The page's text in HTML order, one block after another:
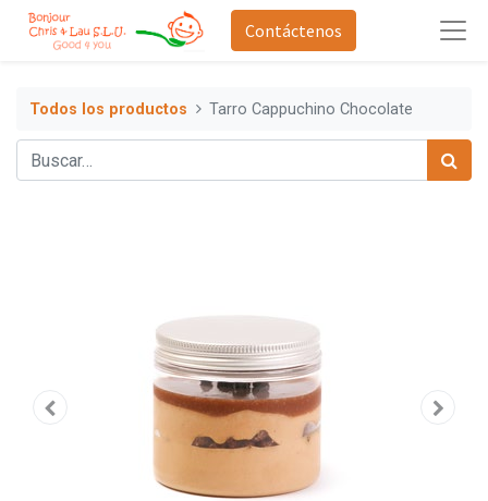
Contáctenos
Todos los productos Tarro Cappuchino Chocolate